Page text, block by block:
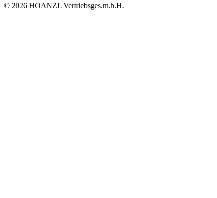
© 2026 HOANZL Vertriebsges.m.b.H.